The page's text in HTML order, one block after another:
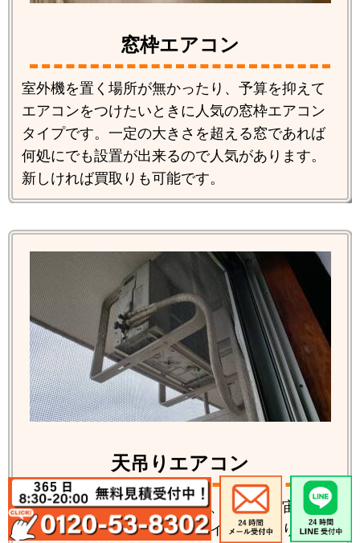
窓枠エアコン
室外機を置く場所が無かったり、予算を抑えて
エアコンをつけたいときに人気の窓枠エアコン
タイプです。一定の大きさを超える窓であれば
何処にでも設置が出来るので人気があります。
新しければ買取りも可能です。
天吊りエアコン
室内機は通常のお部屋にあり、室外機が宙ぶら
りんに吊られている特殊なタイプが天吊りエア